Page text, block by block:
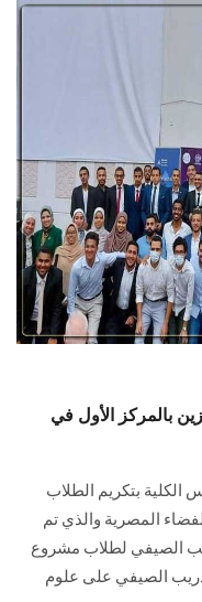
بالمركز الأول في
الكلية بتكريم الطلاب
المصرية والذي تم
الصيفي لطلاب مشروع
الصيفي على علوم